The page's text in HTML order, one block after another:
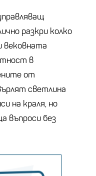
разкри колко
вековната
в
от
светлина
на краля, но
въпроси без